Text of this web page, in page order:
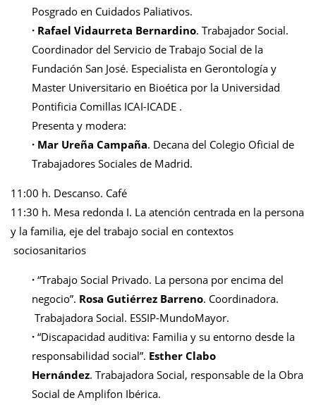
Posgrado en Cuidados Paliativos.
· Rafael Vidaurreta Bernardino. Trabajador Social.
Coordinador del Servicio de Trabajo Social de la
Fundación San José. Especialista en Gerontología y
Master Universitario en Bioética por la Universidad
Pontificia Comillas ICAI-ICADE .
Presenta y modera:
· Mar Ureña Campaña. Decana del Colegio Oficial de
Trabajadores Sociales de Madrid.
11:00 h. Descanso. Café
11:30 h. Mesa redonda I. La atención centrada en la persona
y la familia, eje del trabajo social en contextos
sociosanitarios
· “Trabajo Social Privado. La persona por encima del
negocio”. Rosa Gutiérrez Barreno. Coordinadora.
Trabajadora Social. ESSIP-MundoMayor.
· “Discapacidad auditiva: Familia y su entorno desde la
responsabilidad social”. Esther Clabo
Hernández. Trabajadora Social, responsable de la Obra
Social de Amplifon Ibérica.